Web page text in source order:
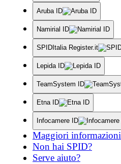
Aruba ID
Namirial ID
SPIDItalia Register.it
Lepida ID
TeamSystem ID
Etna ID
Infocamere ID
Maggiori informazioni
Non hai SPID?
Serve aiuto?